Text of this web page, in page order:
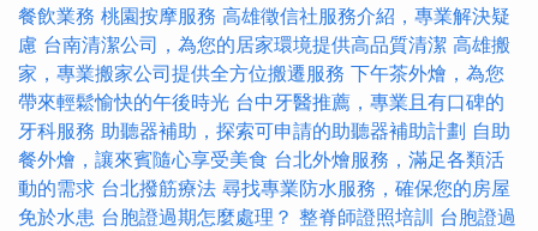
餐飲業務 桃園按摩服務 高雄徵信社服務介紹，專業解決疑
慮 台南清潔公司，為您的居家環境提供高品質清潔 高雄搬
家，專業搬家公司提供全方位搬遷服務 下午茶外燴，為您
帶來輕鬆愉快的午後時光 台中牙醫推薦，專業且有口碑的
牙科服務 助聽器補助，探索可申請的助聽器補助計劃 自助
餐外燴，讓來賓隨心享受美食 台北外燴服務，滿足各類活
動的需求 台北撥筋療法 尋找專業防水服務，確保您的房屋
免於水患 台胞證過期怎麼處理？ 整脊師證照培訓 台胞證過